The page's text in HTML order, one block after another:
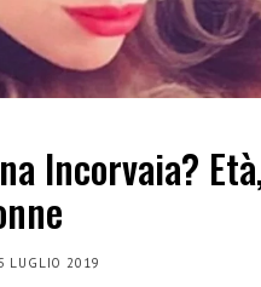
Incorvaia?
LUGLIO 2019